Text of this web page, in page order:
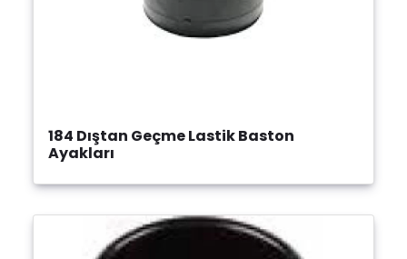
184 Dıştan Geçme Lastik Baston
Ayakları